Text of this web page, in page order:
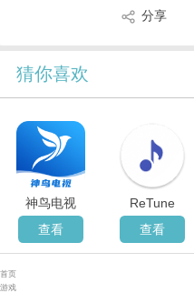
分享
猜你喜欢
神鸟电视
查看
ReTune
查看
首页
游戏